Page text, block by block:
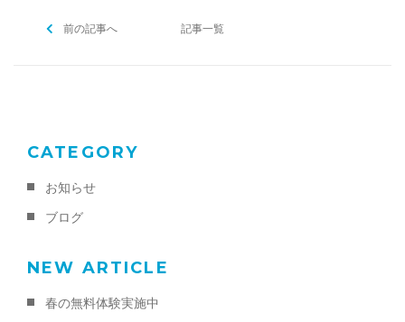
前の記事へ 記事一覧
CATEGORY
お知らせ
ブログ
NEW ARTICLE
春の無料体験実施中